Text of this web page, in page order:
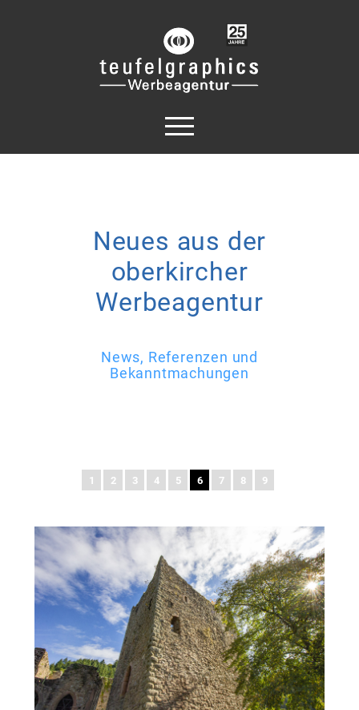
Neues aus der
oberkircher
Werbeagentur
News, Referenzen und
Bekanntmachungen
1 2 3 4 5 6 7 8 9